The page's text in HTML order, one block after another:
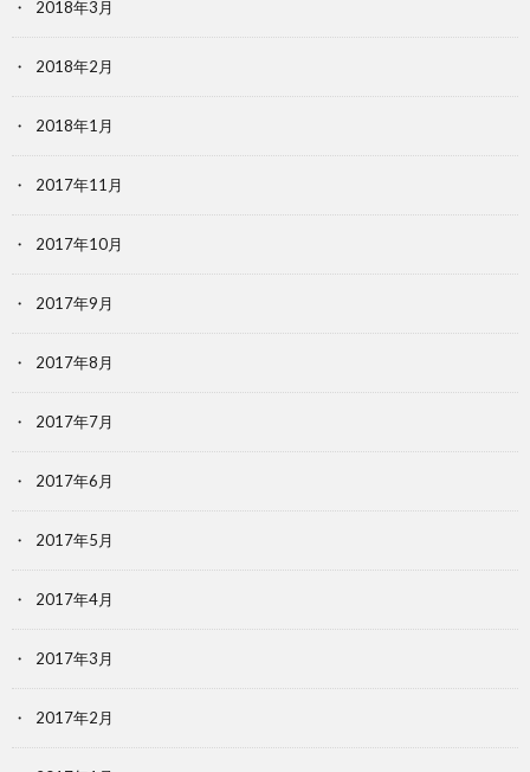
2018年3月
2018年2月
2018年1月
2017年11月
2017年10月
2017年9月
2017年8月
2017年7月
2017年6月
2017年5月
2017年4月
2017年3月
2017年2月